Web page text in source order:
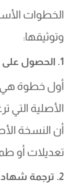
الخطوات
وتوثيقها:
أول خطوة هي
الأصلية التي
أن النسخة
تعديلات أو
2. ترجمة شهادة الميلاد إذا لزم الأمر: